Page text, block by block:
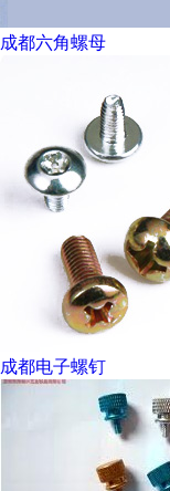
成都六角螺母
成都电子螺钉